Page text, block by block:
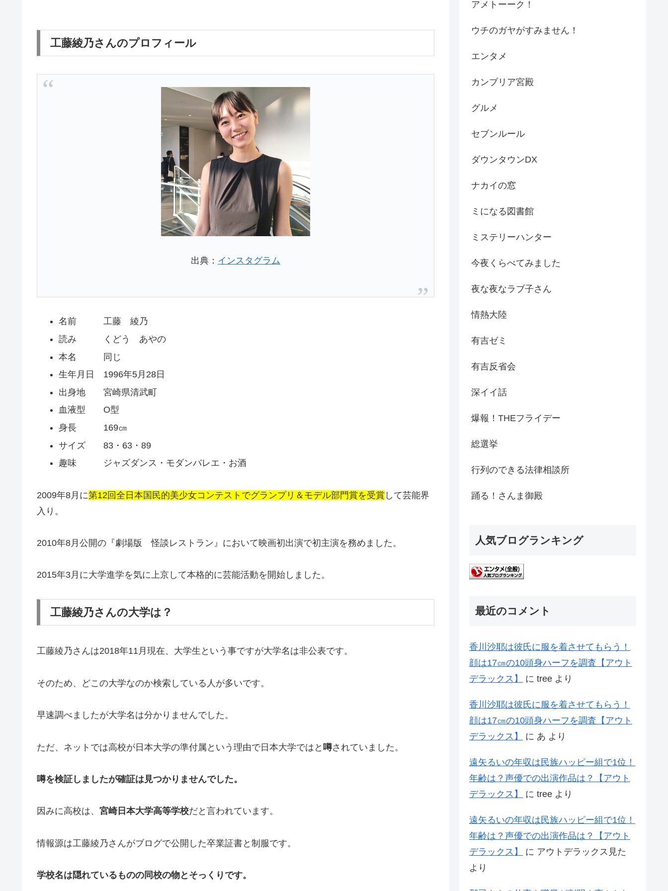
工藤綾乃さんのプロフィール
出典： インスタグラム
名前 工藤 綾乃
読み くどう あやの
本名 同じ
生年月日 1996年5月28日
出身地 宮崎県清武町
血液型 O型
身長 169㎝
サイズ 83・63・89
趣味 ジャズダンス・モダンバレエ・お酒
2009年8月に第12回全日本国民的美少女コンテストでグランプリ＆モデル部門賞を受賞 して芸能界
入り。
2010年8月公開の『劇場版 怪談レストラン』において映画初出演で初主演を務めました。
2015年3月に大学進学を気に上京して本格的に芸能活動を開始しました。
工藤綾乃さんの大学は？
工藤綾乃さんは2018年11月現在、大学生という事ですが大学名は非公表です。
そのため、どこの大学なのか検索している人が多いです。
早速調べましたが大学名は分かりませんでした。
ただ、ネットでは高校が日本大学の準付属という理由で日本大学ではと 噂されていました。
噂を検証しましたが確証は見つかりませんでした。
因みに高校は、 宮崎日本大学高等学校だと言われています。
情報源は工藤綾乃さんがブログで公開した卒業証書と制服です。
学校名は隠れているものの同校の物とそっくりです。
アメトーーク！
ウチのガヤがすみません！
エンタメ
カンブリア宮殿
グルメ
セブンルール
ダウンタウンDX
ナカイの窓
ミになる図書館
ミステリーハンター
今夜くらべてみました
夜な夜なラブ子さん
情熱大陸
有吉ゼミ
有吉反省会
深イイ話
爆報！THEフライデー
総選挙
行列のできる法律相談所
踊る！さんま御殿
人気ブログランキング
最近のコメント
香川沙耶は彼氏に服を着させてもらう！
顔は17㎝の10頭身ハーフを調査【アウト
デラックス】
に tree より
香川沙耶は彼氏に服を着させてもらう！
顔は17㎝の10頭身ハーフを調査【アウト
デラックス】
に あ より
遠矢るいの年収は民族ハッピー組で1位！
年齢は？声優での出演作品は？【アウト
デラックス】
に tree より
遠矢るいの年収は民族ハッピー組で1位！
年齢は？声優での出演作品は？【アウト
デラックス】
に アウトデラックス見た
より